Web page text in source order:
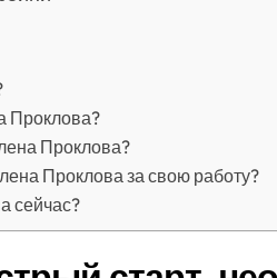
Проклова?
Проклова?
Проклова за свою работу?
сейчас?